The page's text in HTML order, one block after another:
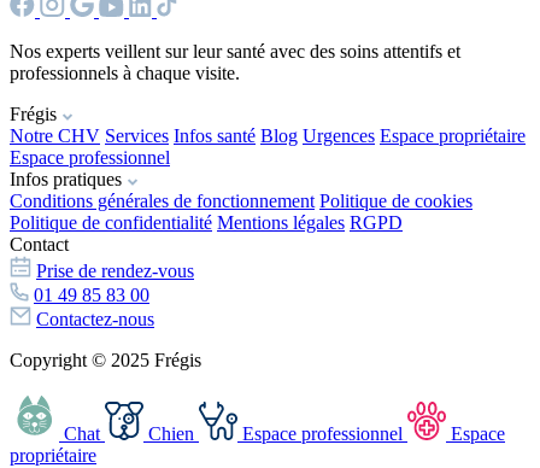
Nos experts veillent sur leur santé avec des soins attentifs et
professionnels à chaque visite.
Frégis
Notre CHV Services Infos santé Blog Urgences Espace propriétaire
Espace professionnel
Infos pratiques
Conditions générales de fonctionnement Politique de cookies
Politique de confidentialité Mentions légales RGPD
Contact
Prise de rendez-vous
01 49 85 83 00
Contactez-nous
Copyright © 2025 Frégis
Chat Chien Espace professionnel
Espace
propriétaire